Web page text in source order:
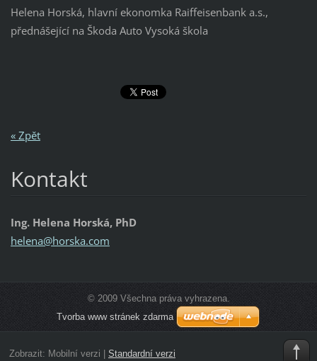
Helena Horská, hlavní ekonomka Raiffeisenbank a.s.,
přednášející na Škoda Auto Vysoká škola
« Zpět
Kontakt
Ing. Helena Horská, PhD
helena@horska.com
© 2009 Všechna práva vyhrazena.
Tvorba www stránek zdarma
Zobrazit: Mobilní verzi Standardní verzi